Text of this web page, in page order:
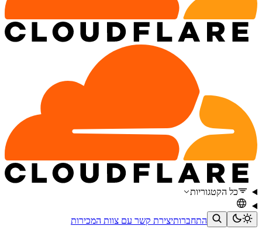
כל הקטגוריות
התחברותיצירת קשר עם צוות המכירות